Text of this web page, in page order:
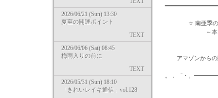
2026/06/21 (Sun) 13:30
夏至の開運ポイント
TEXT
2026/06/06 (Sat) 08:45
梅雨入りの前に
TEXT
2026/05/31 (Sun) 18:10
「きれいレイキ通信」vol.128
☆ 南亜季の著書
～本当の魅力
アマゾンからの購
。．゜・。